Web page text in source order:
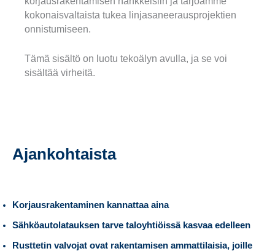
kokonaisvaltaista tukea linjasaneerausprojektien
onnistumiseen.
Tämä sisältö on luotu tekoälyn avulla, ja se voi
sisältää virheitä.
Ajankohtaista
Korjausrakentaminen kannattaa aina
Sähköautolatauksen tarve taloyhtiöissä kasvaa edelleen
Rusttetin valvojat ovat rakentamisen ammattilaisia, joille